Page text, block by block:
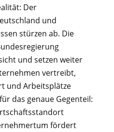
Der
und
stürzen ab. Die
und setzen weiter
vertreibt,
und Arbeitsplätze
das genaue Gegenteil:
fördert